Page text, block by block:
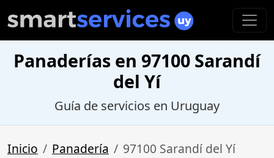
Panaderías en 97100 Sarandí
del Yí
Guía de servicios en Uruguay
Inicio Panadería 97100 Sarandí del Yí